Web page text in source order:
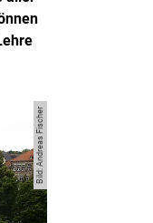
Bild: Andreas Fischer